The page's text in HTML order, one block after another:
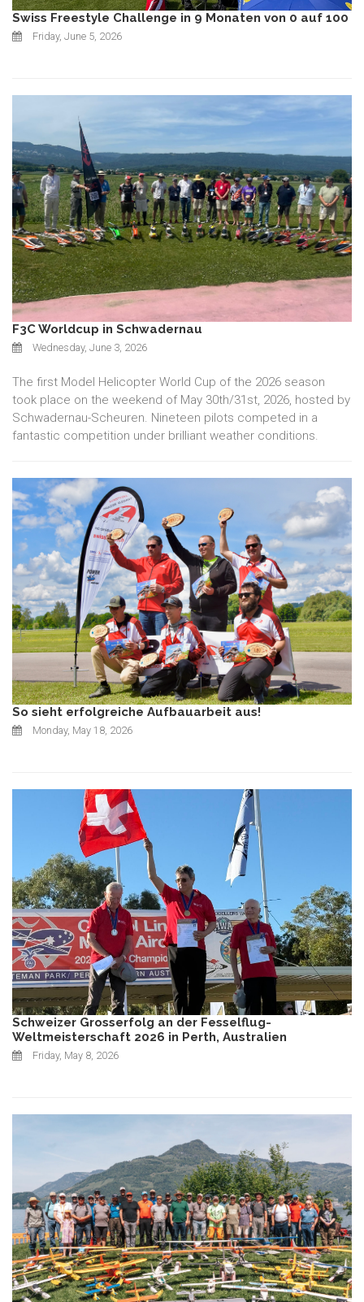
Swiss Freestyle Challenge in 9 Monaten von 0 auf 100
Friday, June 5, 2026
F3C Worldcup in Schwadernau
Wednesday, June 3, 2026
The first Model Helicopter World Cup of the 2026 season
took place on the weekend of May 30th/31st, 2026, hosted by
Schwadernau-Scheuren. Nineteen pilots competed in a
fantastic competition under brilliant weather conditions.
So sieht erfolgreiche Aufbauarbeit aus!
Monday, May 18, 2026
Schweizer Grosserfolg an der Fesselflug-
Weltmeisterschaft 2026 in Perth, Australien
Friday, May 8, 2026